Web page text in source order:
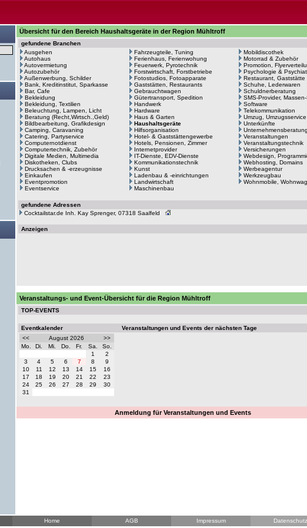
Übersicht für den Bereich Haushaltsgeräte in der Region Mühltroff
gefundene Branchen
Ausgehen
Autohaus
Autovermietung
Autozubehör
Außenwerbung, Schilder
Bank, Kreditinstitut, Sparkasse
Bar, Cafe
Bekleidung
Bekleidung, Textilien
Beleuchtung, Lampen, Licht
Beratung (Recht,Wirtsch.,Geld)
Bildbearbeitung, Grafikdesign
Camping, Caravaning
Catering, Partyservice
Computernotdienst
Computertechnik, Zubehör
Digitale Medien, Multimedia
Diskotheken, Clubs
Drucksachen & -erzeugnisse
Einkaufen
Eventpromotion
Eventservice
Fahrzeugteile, Tuning
Ferienhaus, Ferienwohung
Feuerwerk, Pyrotechnik
Forstwirtschaft, Forstbetriebe
Fotostudios, Fotoapparate
Gaststätten, Restaurants
Gebrauchtwagen
Gütertransport, Spedition
Handwerk
Hardware
Haus & Garten
Haushaltsgeräte
Hilfsorganisation
Hotel- & Gaststättengewerbe
Hotels, Pensionen, Zimmer
Internetprovider
IT-Dienste, EDV-Dienste
Kommunikationstechnik
Kunst
Ladenbau & -einrichtungen
Landwirtschaft
Maschinenbau
Mobildiscothek
Motorrad & Zubehör
Promotion,
Psychologie &
Restaurant, Gaststätte
Schuhe, Lederwaren
Schuldnerberatung
SMS-Provider,
Software
Telekommunikation
Umzug, Umzugsservice
Unterkünfte
Unternehmensberatung
Veranstaltungen
Veranstaltungstechnik
Versicherungen
Webdesign,
Webhosting, Domains
Werbeagentur
Werkzeugbau
Wohnmobile,
gefundene Adressen
Cocktailstar.de Inh. Kay Sprenger, 07318 Saalfeld
Anzeigen
Veranstaltungs- und Event-Übersicht für die Region Mühltroff
TOP-EVENTS
Eventkalender
Veranstaltungen und Events der nächsten Tage
<<
August 2026
>>
Mo.
Di. Mi. Do. Fr. Sa.
So.
1
2
3
4 5 6 7 8
9
10
11 12 13 14 15
16
17
18 19 20 21 22
23
24
25 26 27 28 29
30
31
Anmeldung für Veranstaltungen und Events
Home AGB Impressum Datenschutz